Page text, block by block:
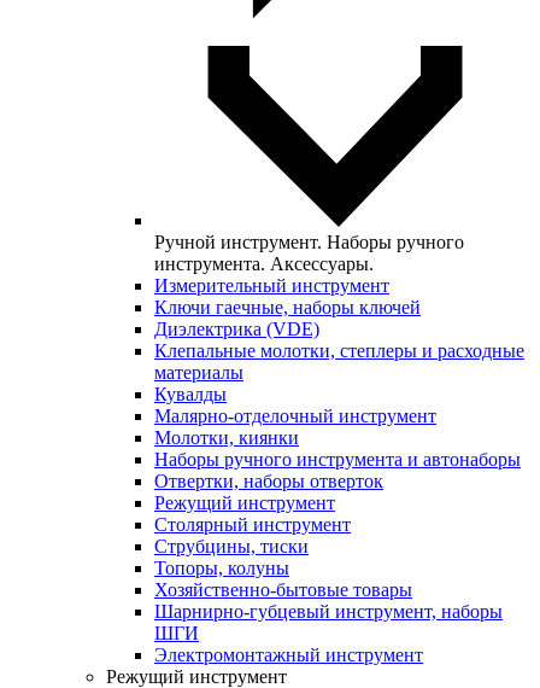
Ручной инструмент. Наборы ручного
инструмента. Аксессуары.
Измерительный инструмент
Ключи гаечные, наборы ключей
Диэлектрика (VDE)
Клепальные молотки, степлеры и расходные
материалы
Кувалды
Малярно-отделочный инструмент
Молотки, киянки
Наборы ручного инструмента и автонаборы
Отвертки, наборы отверток
Режущий инструмент
Столярный инструмент
Струбцины, тиски
Топоры, колуны
Хозяйственно-бытовые товары
Шарнирно-губцевый инструмент, наборы
ШГИ
Электромонтажный инструмент
Режущий инструмент